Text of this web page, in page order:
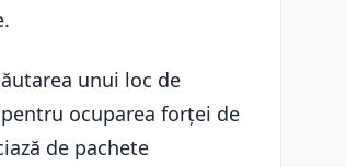
unui loc de
ocuparea forţei de
de pachete